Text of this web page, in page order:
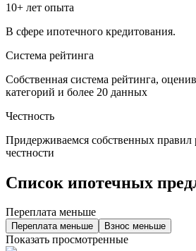
10+ лет опыта
В сфере ипотечного кредитования.
Система рейтинга
Собственная система рейтинга,
категорий и более 20 данных
Честность
Придерживаемся собственных правил
честности
Список ипотечных
Переплата меньше
Переплата меньше Взнос меньше
Показать просмотренные